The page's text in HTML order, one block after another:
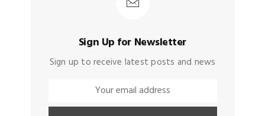
Sign Up for Newsletter
Sign up to receive latest posts and news